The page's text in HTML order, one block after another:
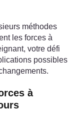
méthodes
les forces à
votre défi
possibles
à